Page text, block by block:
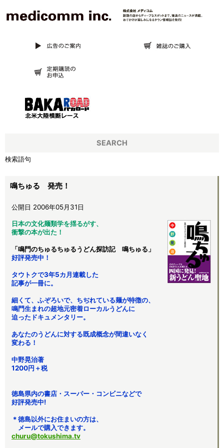
鳴ちゅる 発売！
公開日 2006年05月31日
日本の文化麺類学を揺るがす、
衝撃の本が出た！
「鳴門のちゅるちゅるうどん探訪記 鳴ちゅる」
好評発売中！
タウトクで3年5カ月連載した
記事が一冊に。
細くて、ふぞろいで、ちぢれている麺が特徴の、
鳴門生まれの超地元密着ローカルうどんに
迫ったドキュメンタリー。
あなたのうどんに対する既成概念が間違いなく
変わる！
中野晃治著
1200円＋税
徳島県内の書店・スーパー・コンビニなどで
好評発売中!
＊徳島以外にお住まいの方は、
メールで購入できます。
churu@tokushima.tv
SEARCH
検索語句